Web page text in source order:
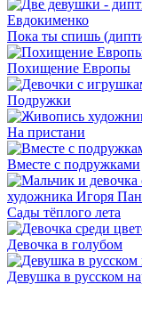
Пока ты спишь
Похищение Европы
Подружки
На пристани
Вместе с подружками
Сады тёплого лета
Девочка в голубом
Девушка в русском